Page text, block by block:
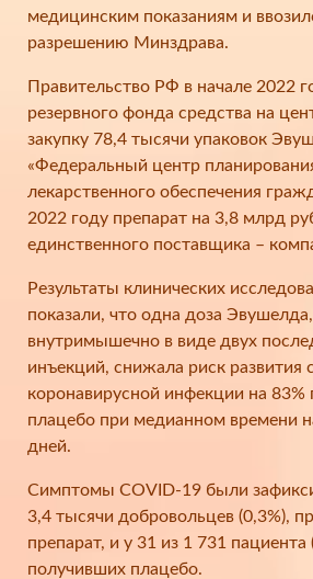
медицинским показаниям и
разрешению Минздрава.
Правительство РФ в начале 2022
резервного фонда средства на
закупку 78,4 тысячи упаковок
«Федеральный центр
лекарственного обеспечения
2022 году препарат на 3,8 млрд
единственного поставщика –
Результаты клинических
показали, что одна доза
внутримышечно в виде двух
инъекций, снижала риск развития
коронавирусной инфекции на 83%
плацебо при медианном времени
дней.
Симптомы COVID-19 были
3,4 тысячи добровольцев (0,3%),
препарат, и у 31 из 1 731 пациента
получивших плацебо.